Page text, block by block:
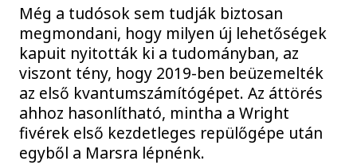
Még a tudósok sem tudják biztosan
megmondani, hogy milyen új lehetőségek
kapuit nyitották ki a tudományban, az
viszont tény, hogy 2019-ben beüzemelték
az első kvantumszámítógépet. Az áttörés
ahhoz hasonlítható, mintha a Wright
fivérek első kezdetleges repülőgépe után
egyből a Marsra lépnénk.